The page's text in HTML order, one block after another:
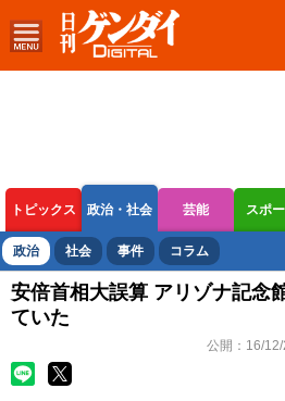
トピックス 政治・社会 芸能 スポ
ボートレース 競輪 オートレース
政治 社会 事件 コラム
安倍首相大誤算 アリゾナ記念
ていた
公開： 16/